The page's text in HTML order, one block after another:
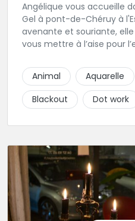
Angélique vous accueille
Gel à pont-de-Chéruy à l'Est de
avenante et souriante,
vous mettre à l’aise pour
tatouages allant des
réalisme.
Animal Aquarelle
Blackout
Dot work